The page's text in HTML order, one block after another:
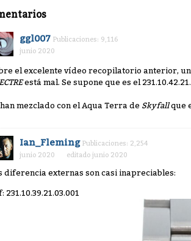
ggl007 Publicaciones: 9,116
junio 2020
el excelente vídeo recopilatorio anterior,
está mal. Se supone que es el
mezclado con el Aqua Terra de Skyfallque
Ian_Fleming Publicaciones: 2,254
junio 2020
editado junio 2020
diferencia externas son casi inapreciables:
231.10.39.21.03.001